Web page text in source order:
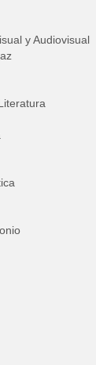
y Audiovisual